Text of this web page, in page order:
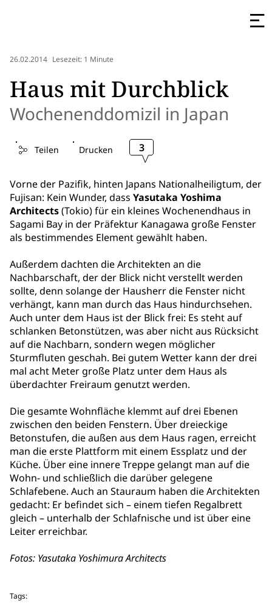
26.02.2014 Lesezeit: 1 Minute
Haus mit Durchblick
Wochenenddomizil in Japan
Teilen Drucken 3
Vorne der Pazifik, hinten Japans Nationalheiligtum, der
Fujisan: Kein Wunder, dass Yasutaka Yoshima
Architects(Tokio) für ein kleines Wochenendhaus in
Sagami Bay in der Präfektur Kanagawa große Fenster
als bestimmendes Element gewählt haben.
Außerdem dachten die Architekten an die
Nachbarschaft, der der Blick nicht verstellt werden
sollte, denn solange der Hausherr die Fenster nicht
verhängt, kann man durch das Haus hindurchsehen.
Auch unter dem Haus ist der Blick frei: Es steht auf
schlanken Betonstützen, was aber nicht aus Rücksicht
auf die Nachbarn, sondern wegen möglicher
Sturmfluten geschah. Bei gutem Wetter kann der drei
mal acht Meter große Platz unter dem Haus als
überdachter Freiraum genutzt werden.
Die gesamte Wohnfläche klemmt auf drei Ebenen
zwischen den beiden Fenstern. Über dreieckige
Betonstufen, die außen aus dem Haus ragen, erreicht
man die erste Plattform mit einem Essplatz und der
Küche. Über eine innere Treppe gelangt man auf die
Wohn- und schließlich die darüber gelegene
Schlafebene. Auch an Stauraum haben die Architekten
gedacht: Er befindet sich – einem tiefen Regalbrett
gleich – unterhalb der Schlafnische und ist über eine
Leiter erreichbar.
Fotos: Yasutaka Yoshimura Architects
Tags: